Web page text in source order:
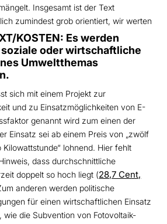
Insgesamt ist der Text
zumindest grob orientiert, wir werten
KOSTEN: Es werden
oder wirtschaftliche
Umweltthemas
sich mit einem Projekt zur
und zu Einsatzmöglichkeiten von E-
genannt wird zum einen der
Einsatz sei ab einem Preis von „zwölf
Kilowattstunde“ lohnend. Hier fehlt
dass durchschnittliche
doppelt so hoch liegt (28,7 Cent,
anderen werden politische
für einen wirtschaftlichen Einsatz
wie die Subvention von Fotovoltaik-